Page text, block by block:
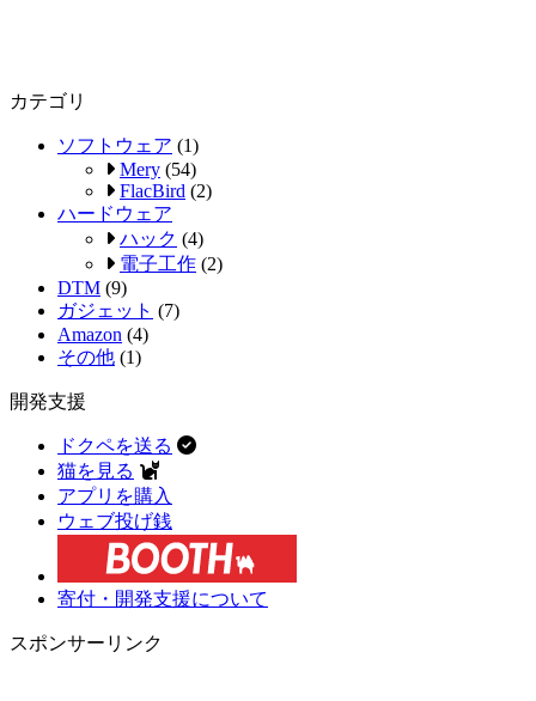
カテゴリ
ソフトウェア (1)
Mery (54)
FlacBird (2)
ハードウェア
ハック (4)
電子工作 (2)
DTM (9)
ガジェット (7)
Amazon (4)
その他 (1)
開発支援
ドクペを送る
猫を見る
アプリを購入
ウェブ投げ銭
寄付・開発支援について
スポンサーリンク